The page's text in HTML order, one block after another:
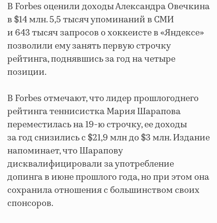
В Forbes оценили доходы Александра Овечкина
в $14 млн. 5,5 тысяч упоминаний в СМИ
и 643 тысяч запросов о хоккеисте в «Яндексе»
позволили ему занять первую строчку
рейтинга, поднявшись за год на четыре
позиции.
В Forbes отмечают, что лидер прошлогоднего
рейтинга теннисистка Мария Шарапова
переместилась на 19-ю строчку, ее доходы
за год снизились с $21,9 млн до $3 млн. Издание
напоминает, что Шарапову
дисквалифицировали за употребление
допинга в июне прошлого года, но при этом она
сохранила отношения с большинством своих
спонсоров.